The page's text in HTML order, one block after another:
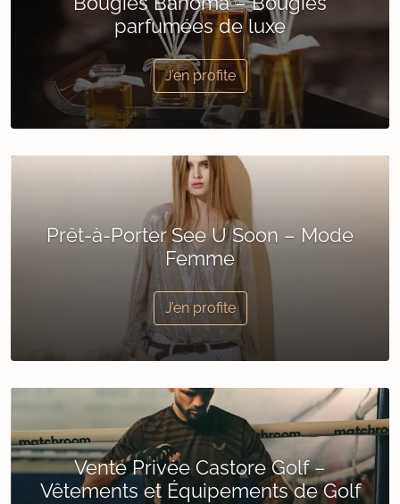
parfumées de luxe
J’en profite
Prêt-à-Porter See U Soon – Mode
Femme
J’en profite
Vente Privée Castore Golf –
Vêtements et Équipements de Golf